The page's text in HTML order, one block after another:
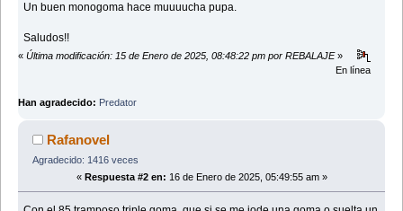
Un buen monogoma hace muuuucha pupa.
Saludos!!
« Última modificación: 15 de Enero de 2025, 08:48:22 pm por REBALAJE»
En línea
Han agradecido: Predator
Rafanovel
Agradecido: 1416 veces
« Respuesta #2 en: 16 de Enero de 2025, 05:49:55 am »